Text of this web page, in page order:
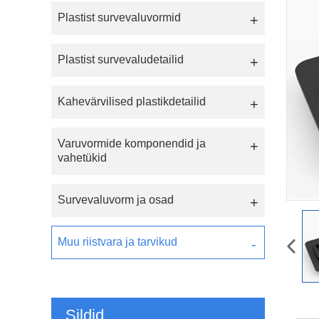
Plastist survevaluvormid
Plastist survevaludetailid
Kahevärvilised plastikdetailid
Varuvormide komponendid ja
vahetükid
Survevaluvorm ja osad
Muu riistvara ja tarvikud
Sildid